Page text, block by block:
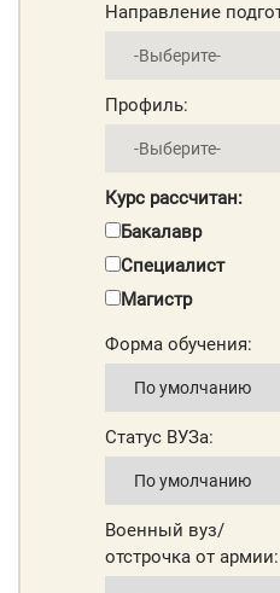
Направление
Профиль:
Курс рассчитан:
Бакалавр
Специалист
Магистр
Форма обучения:
Статус ВУЗа:
Военный вуз/
отстрочка от армии: